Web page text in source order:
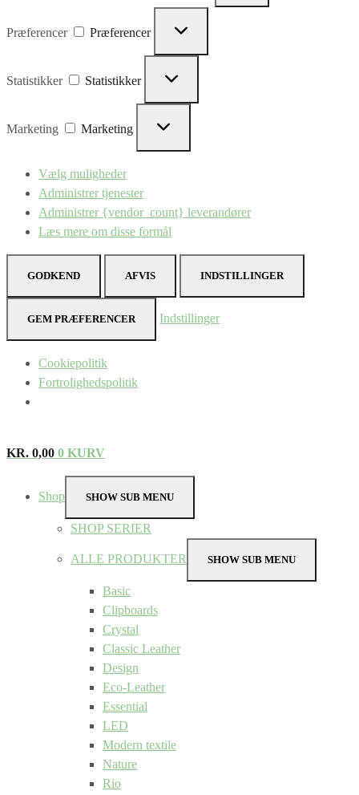
Præferencer Præferencer
Statistikker Statistikker
Marketing Marketing
Vælg muligheder
Administrer tjenester
Administrer {vendor_count} leverandører
Læs mere om disse formål
GODKEND AFVIS INDSTILLINGER
GEM PRÆFERENCER Indstillinger
Cookiepolitik
Fortrolighedspolitik
KR. 0,00 0 KURV
Shop SHOW SUB MENU
SHOP SERIER
ALLE PRODUKTER SHOW SUB MENU
Basic
Clipboards
Crystal
Classic Leather
Design
Eco-Leather
Essential
LED
Modern textile
Nature
Rio